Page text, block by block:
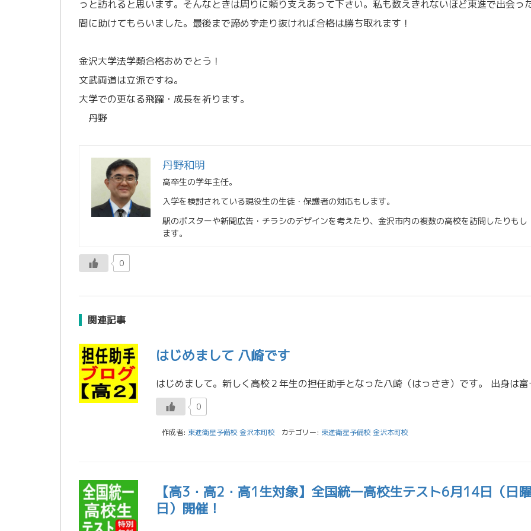
っと訪れると思います。そんなときは周りに頼り支えあって下さい。私も数えきれないほど東進で出会っ
間に助けてもらいました。最後まで諦めず走り抜ければ合格は勝ち取れます！
金沢大学法学類合格おめでとう！
文武両道は立派ですね。
大学での更なる飛躍・成長を祈ります。
丹野
丹野和明
高卒生の学年主任。
入学を検討されている現役生の生徒・保護者の対応もします。
駅のポスターや新聞広告・チラシのデザインを考えたり、金沢市内の複数の高校を訪問したりもし
ます。
0
関連記事
はじめまして 八崎です
はじめまして。新しく高校２年生
0
作成者: 東進衛星予備校 金沢本町校 カテゴリー: 東進衛星予備校 金沢本町校
【高3・高2・高1生対象】全国統一高校生テスト6月14日（日曜
日）開催！